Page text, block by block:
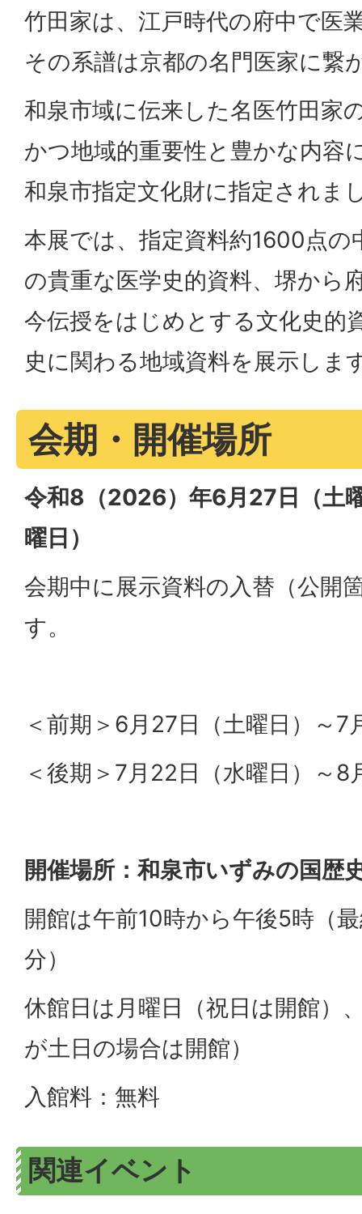
竹田家は、江戸時代の府中で医
その系譜は京都の名門医家に繋
和泉市域に伝来した名医竹田家
かつ地域的重要性と豊かな内容
和泉市指定文化財に指定されま
本展では、指定資料約1600点の
の貴重な医学史的資料、堺から
今伝授をはじめとする文化史的
史に関わる地域資料を展示しま
会期・開催場所
令和8（2026）年6月27日（土
曜日）
会期中に展示資料の入替（公開
す。
＜前期＞6月27日（土曜日）～
＜後期＞7月22日（水曜日）～8
開催場所：和泉市いずみの国歴
開館は午前10時から午後5時（
分）
休館日は月曜日（祝日は開館）
が土日の場合は開館）
入館料：無料
関連イベント